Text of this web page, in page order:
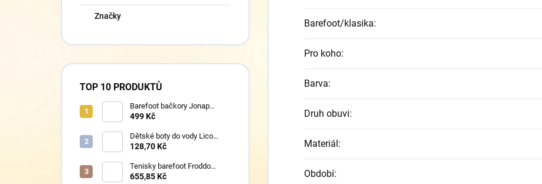
Značky
TOP 10 PRODUKTŮ
Barefoot bačkory Jonap
Home New fialová kočička
499 Kč
Dětské boty do vody Lico
430124 růžové
128,70 Kč
Tenisky barefoot Froddo
G1700440-17 Mint
655,85 Kč
Barefoot/klasika:
Pro koho:
Barva:
Druh obuvi:
Materiál :
Období: